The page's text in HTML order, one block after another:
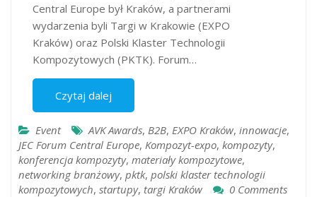
Central Europe był Kraków, a partnerami
wydarzenia byli Targi w Krakowie (EXPO
Kraków) oraz Polski Klaster Technologii
Kompozytowych (PKTK). Forum…
Czytaj dalej
Event AVK Awards, B2B, EXPO Kraków, innowacje,
JEC Forum Central Europe, Kompozyt-expo, kompozyty,
konferencja kompozyty, materiały kompozytowe,
networking branżowy, pktk, polski klaster technologii
kompozytowych, startupy, targi Kraków 0 Comments